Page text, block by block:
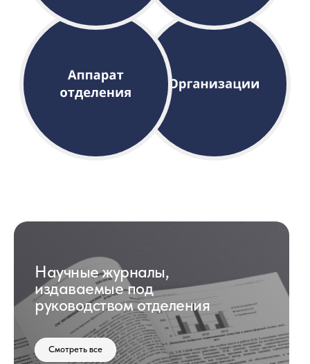
Научные журналы,
издаваемые под
руководством отделения
Смотреть все